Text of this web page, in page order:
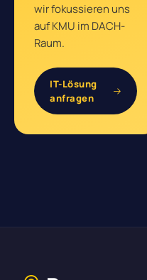
wir fokussieren uns
auf KMU im DACH-
Raum.
IT-Lösung
anfragen